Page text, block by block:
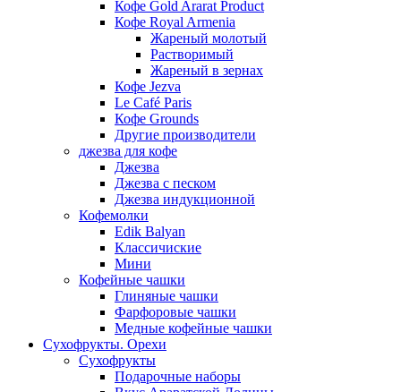
Кофе Gold Ararat Product
Кофе Royal Armenia
Жареный молотый
Растворимый
Жареный в зернах
Кофе Jezva
Le Café Paris
Кофе Grounds
Другие производители
джезва для кофе
Джезва
Джезва с песком
Джезва индукционной
Кофемолки
Edik Balyan
Классичиские
Мини
Кофейные чашки
Глиняные чашки
Фарфоровые чашки
Медные кофейные чашки
Сухофрукты. Орехи
Сухофрукты
Подарочные наборы